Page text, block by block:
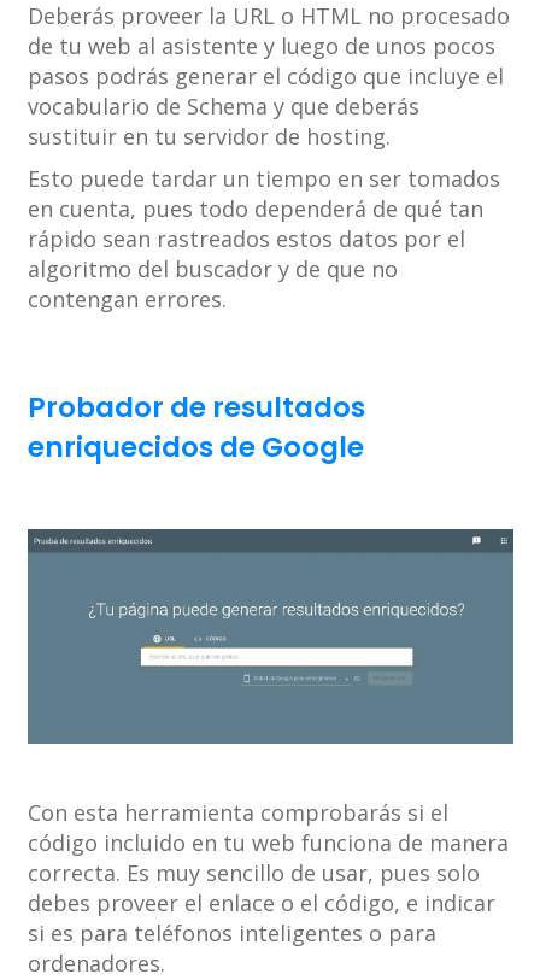
Deberás proveer la URL o HTML no procesado
de tu web al asistente y luego de unos pocos
pasos podrás generar el código que incluye el
vocabulario de Schema y que deberás
sustituir en tu servidor de hosting.
Esto puede tardar un tiempo en ser tomados
en cuenta, pues todo dependerá de qué tan
rápido sean rastreados estos datos por el
algoritmo del buscador y de que no
contengan errores.
Probador de resultados
enriquecidos de Google
Con esta herramienta comprobarás si el
código incluido en tu web funciona de manera
correcta. Es muy sencillo de usar, pues solo
debes proveer el enlace o el código, e indicar
si es para teléfonos inteligentes o para
ordenadores.